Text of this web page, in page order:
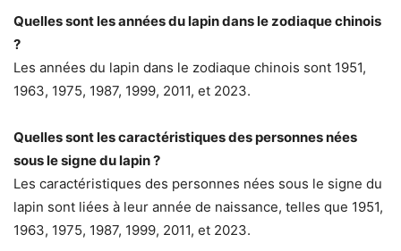
Quelles sont les années du lapin dans le zodiaque chinois
?
Les années du lapin dans le zodiaque chinois sont 1951,
1963, 1975, 1987, 1999, 2011, et 2023.
Quelles sont les caractéristiques des personnes nées
sous le signe du lapin ?
Les caractéristiques des personnes nées sous le signe du
lapin sont liées à leur année de naissance, telles que 1951,
1963, 1975, 1987, 1999, 2011, et 2023.